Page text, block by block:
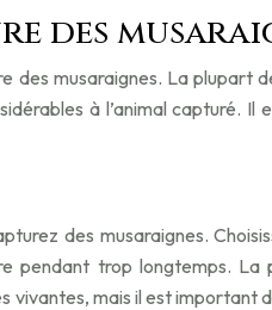
des
musaraignes. La plupart
à l’animal capturé.
des musaraignes.
trop longtemps.
mais il est